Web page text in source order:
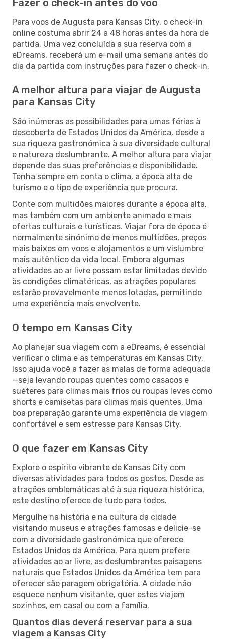
Fazer o check-in antes do voo
Para voos de Augusta para Kansas City, o check-in
online costuma abrir 24 a 48 horas antes da hora de
partida. Uma vez concluída a sua reserva com a
eDreams, receberá um e-mail uma semana antes do
dia da partida com instruções para fazer o check-in.
A melhor altura para viajar de Augusta
para Kansas City
São inúmeras as possibilidades para umas férias à
descoberta de Estados Unidos da América, desde a
sua riqueza gastronómica à sua diversidade cultural
e natureza deslumbrante. A melhor altura para viajar
depende das suas preferências e disponibilidade.
Tenha sempre em conta o clima, a época alta de
turismo e o tipo de experiência que procura.
Conte com multidões maiores durante a época alta,
mas também com um ambiente animado e mais
ofertas culturais e turísticas. Viajar fora de época é
normalmente sinónimo de menos multidões, preços
mais baixos em voos e alojamentos e um vislumbre
mais autêntico da vida local. Embora algumas
atividades ao ar livre possam estar limitadas devido
às condições climatéricas, as atrações populares
estarão provavelmente menos lotadas, permitindo
uma experiência mais envolvente.
O tempo em Kansas City
Ao planejar sua viagem com a eDreams, é essencial
verificar o clima e as temperaturas em Kansas City.
Isso ajuda você a fazer as malas de forma adequada
—seja levando roupas quentes como casacos e
suéteres para climas mais frios ou roupas leves como
shorts e camisetas para climas mais quentes. Uma
boa preparação garante uma experiência de viagem
confortável e sem estresse para Kansas City.
O que fazer em Kansas City
Explore o espírito vibrante de Kansas City com
diversas atividades para todos os gostos. Desde as
atrações emblemáticas até à sua riqueza histórica,
este destino oferece de tudo para todos.
Mergulhe na história e na cultura da cidade
visitando museus e atrações famosas e delicie-se
com a diversidade gastronómica que oferece
Estados Unidos da América. Para quem prefere
atividades ao ar livre, as deslumbrantes paisagens
naturais que Estados Unidos da América tem para
oferecer são paragem obrigatória. A cidade não
esquece nenhum visitante, quer estes viajem
sozinhos, em casal ou com a família.
Quantos dias deverá reservar para a sua
viagem a Kansas City